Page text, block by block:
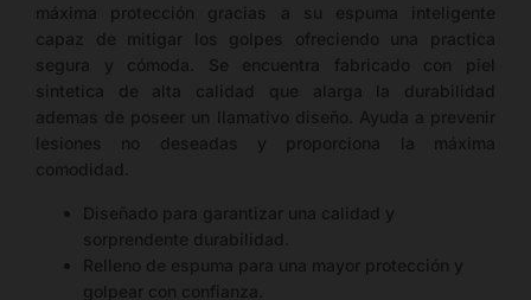
máxima protección gracias a su espuma inteligente
capaz de mitigar los golpes ofreciendo una practica
segura y cómoda. Se encuentra fabricado con piel
sintetica de alta calidad que alarga la durabilidad
ademas de poseer un llamativo diseño. Ayuda a prevenir
lesiones no deseadas y proporciona la máxima
comodidad.
Diseñado para garantizar una calidad y
sorprendente durabilidad.
Relleno de espuma para una mayor protección y
golpear con confianza.